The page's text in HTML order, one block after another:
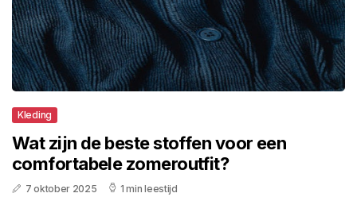
Kleding
Wat zijn de beste stoffen voor een
comfortabele zomeroutfit?
7 oktober 2025 1 min leestijd